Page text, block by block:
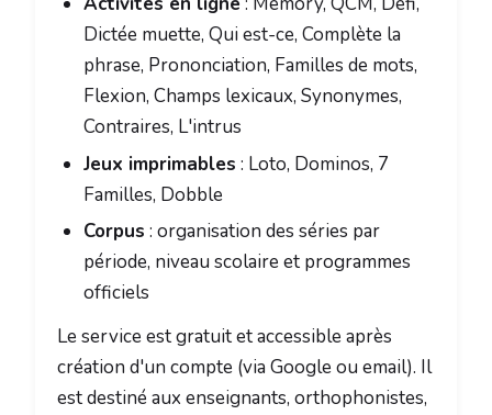
Dictée muette, Qui est-ce, Complète la
phrase, Prononciation, Familles de mots,
Flexion, Champs lexicaux, Synonymes,
Contraires, L'intrus
Jeux imprimables : Loto, Dominos, 7
Familles, Dobble
Corpus : organisation des séries par
période, niveau scolaire et programmes
officiels
Le service est gratuit et accessible après
création d'un compte (via Google ou email). Il
est destiné aux enseignants, orthophonistes,